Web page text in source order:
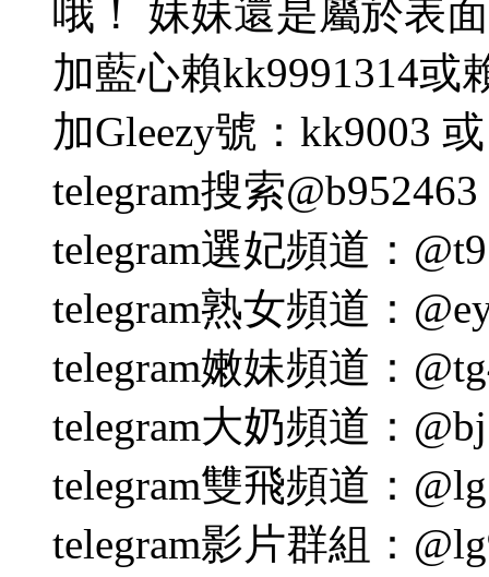
哦！ 妹妹還是屬於表
加藍心賴kk9991314或
加Gleezy號：kk9003
telegram搜索
telegram選妃頻道：
telegram熟女頻道：
telegram嫩妹頻道：
telegram大奶頻道：
telegram雙飛頻道：
telegram影片群組：